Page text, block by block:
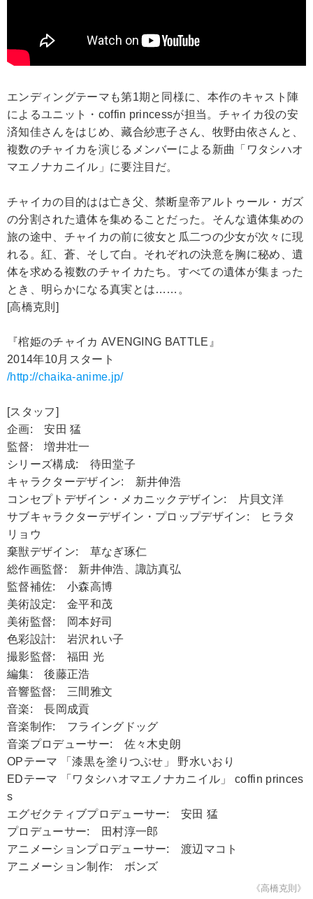
エンディングテーマも第1期と同様に、本作のキャスト陣
によるユニット・coffin princessが担当。チャイカ役の安
済知佳さんをはじめ、藏合紗恵子さん、牧野由依さんと、
複数のチャイカを演じるメンバーによる新曲「ワタシハオ
マエノナカニイル」に要注目だ。
チャイカの目的はは亡き父、禁断皇帝アルトゥール・ガズ
の分割された遺体を集めることだった。そんな遺体集めの
旅の途中、チャイカの前に彼女と瓜二つの少女が次々に現
れる。紅、蒼、そして白。それぞれの決意を胸に秘め、遺
体を求める複数のチャイカたち。すべての遺体が集まった
とき、明らかになる真実とは……。
[高橋克則]
『棺姫のチャイカ AVENGING BATTLE』
2014年10月スタート
/http://chaika-anime.jp/
[スタッフ]
企画: 安田 猛
監督: 増井壮一
シリーズ構成: 待田堂子
キャラクターデザイン: 新井伸浩
コンセプトデザイン・メカニックデザイン: 片貝文洋
サブキャラクターデザイン・プロップデザイン: ヒラタ
リョウ
棄獣デザイン: 草なぎ琢仁
総作画監督: 新井伸浩、諏訪真弘
監督補佐: 小森高博
美術設定: 金平和茂
美術監督: 岡本好司
色彩設計: 岩沢れい子
撮影監督: 福田 光
編集: 後藤正浩
音響監督: 三間雅文
音楽: 長岡成貢
音楽制作: フライングドッグ
音楽プロデューサー: 佐々木史朗
OPテーマ 「漆黒を塗りつぶせ」 野水いおり
EDテーマ 「ワタシハオマエノナカニイル」 coffin princes
s
エグゼクティブプロデューサー: 安田 猛
プロデューサー: 田村淳一郎
アニメーションプロデューサー: 渡辺マコト
アニメーション制作: ボンズ
《高橋克則》